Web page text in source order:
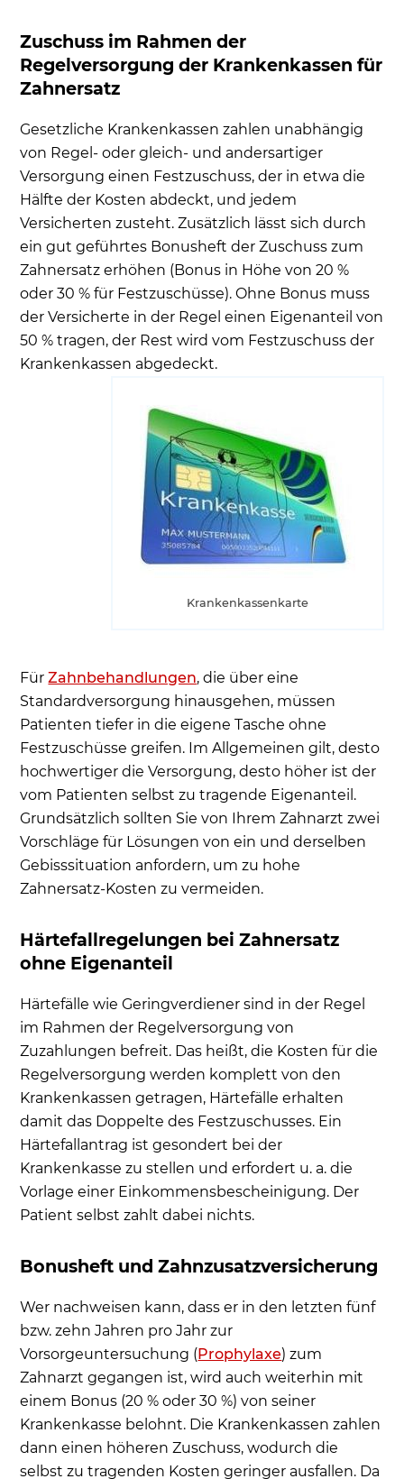
Zuschuss im Rahmen der
Regelversorgung der Krankenkassen für
Zahnersatz
Gesetzliche Krankenkassen zahlen unabhängig
von Regel- oder gleich- und andersartiger
Versorgung einen Festzuschuss, der in etwa die
Hälfte der Kosten abdeckt, und jedem
Versicherten zusteht. Zusätzlich lässt sich durch
ein gut geführtes Bonusheft der Zuschuss zum
Zahnersatz erhöhen (Bonus in Höhe von 20 %
oder 30 % für Festzuschüsse). Ohne Bonus muss
der Versicherte in der Regel einen Eigenanteil von
50 % tragen, der Rest wird vom Festzuschuss der
Krankenkassen abgedeckt.
Krankenkassenkarte
FürZahnbehandlungen, die über eine
Standardversorgung hinausgehen, müssen
Patienten tiefer in die eigene Tasche ohne
Festzuschüsse greifen. Im Allgemeinen gilt, desto
hochwertiger die Versorgung, desto höher ist der
vom Patienten selbst zu tragende Eigenanteil.
Grundsätzlich sollten Sie von Ihrem Zahnarzt zwei
Vorschläge für Lösungen von ein und derselben
Gebisssituation anfordern, um zu hohe
Zahnersatz-Kosten zu vermeiden.
Härtefallregelungen bei Zahnersatz
ohne Eigenanteil
Härtefälle wie Geringverdiener sind in der Regel
im Rahmen der Regelversorgung von
Zuzahlungen befreit. Das heißt, die Kosten für die
Regelversorgung werden komplett von den
Krankenkassen getragen, Härtefälle erhalten
damit das Doppelte des Festzuschusses. Ein
Härtefallantrag ist gesondert bei der
Krankenkasse zu stellen und erfordert u. a. die
Vorlage einer Einkommensbescheinigung. Der
Patient selbst zahlt dabei nichts.
Bonusheft und Zahnzusatzversicherung
Wer nachweisen kann, dass er in den letzten fünf
bzw. zehn Jahren pro Jahr zur
Vorsorgeuntersuchung (Prophylaxe) zum
Zahnarzt gegangen ist, wird auch weiterhin mit
einem Bonus (20 % oder 30 %) von seiner
Krankenkasse belohnt. Die Krankenkassen zahlen
dann einen höheren Zuschuss, wodurch die
selbst zu tragenden Kosten geringer ausfallen. Da